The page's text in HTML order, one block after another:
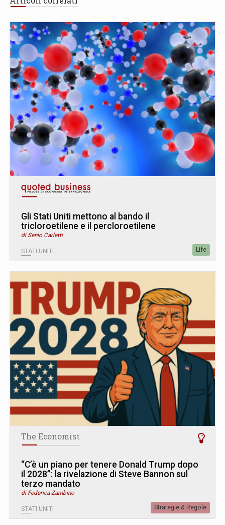
Gli Stati Uniti mettono al bando il
tricloroetilene e il percloroetilene
di Senio Carletti
STATI UNITI Life
The Economist
“C’è un piano per tenere Donald Trump dopo
il 2028”: la rivelazione di Steve Bannon sul
terzo mandato
di Federica Zambino
STATI UNITI Strategie & Regole